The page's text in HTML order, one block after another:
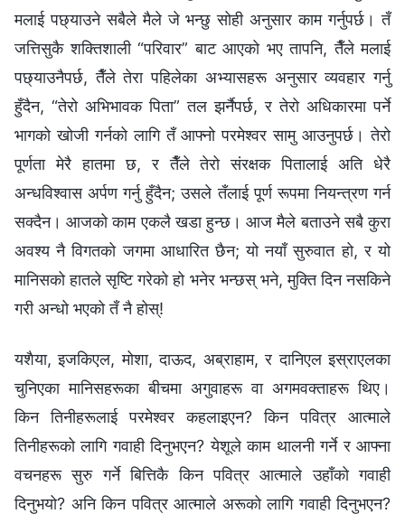
यशैया, इजकिएल, मोशा, दाऊद, अब्राहाम, र दानिएल इस्राएलका
चुनिएका मानिसहरूका बीचमा अगुवाहरू वा अगमवक्ताहरू थिए।
किन तिनीहरूलाई परमेश्‍वर कहलाइएन? किन पवित्र आत्‍माले
तिनीहरूको लागि गवाही दिनुभएन? येशूले काम थालनी गर्ने र आफ्‍ना
वचनहरू सुरु गर्ने बित्तिकै किन पवित्र आत्‍माले उहाँको गवाही
दिनुभयो? अनि किन पवित्र आत्‍माले अरूको लागि गवाही दिनुभएन?